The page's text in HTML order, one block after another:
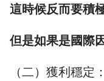
這時候反而要積
但是如果是國際
（二）獲利穩定：